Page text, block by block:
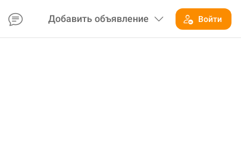
Добавить объявление Войти